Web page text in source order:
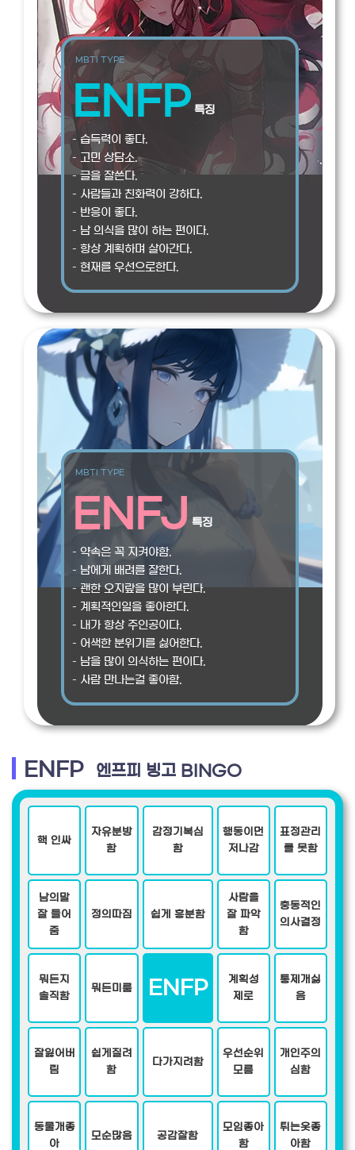
MBTI TYPE
ENFP 특징
– 습득력이 좋다.
– 고민 상담소.
– 글을 잘쓴다.
– 사람들과 친화력이 강하다.
– 반응이 좋다.
– 남 의식을 많이 하는 편이다.
– 항상 계획하며 살아간다.
– 현재를 우선으로한다.
MBTI TYPE
ENFJ 특징
– 약속은 꼭 지켜야함.
– 남에게 배려를 잘한다.
– 괜한 오지랖을 많이 부린다.
– 계획적인일을 좋아한다.
– 내가 항상 주인공이다.
– 어색한 분위기를 싫어한다.
– 남을 많이 의식하는 편이다.
– 사람 만나는걸 좋아함.
ENFP 엔프피 빙고 BINGO
핵 인싸
자유분방
함
감정기복심
함
행동이먼
저나감
표정관리
를 못함
남의말
잘 들어
줌
정의따짐 쉽게 흥분함
사람을
잘 파악
함
충동적인
의사결정
뭐든지
솔직함
뭐든미룸 ENFP
계획성
제로
통제개싫
음
잘잃어버
림
쉽게질려
함
다가지려함
우선순위
모름
개인주의
심함
동물개좋
아
모순많음 공감잘함
모임좋아
함
튀는옷좋
아함